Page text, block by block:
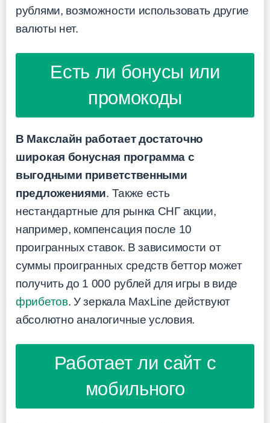
рублями, возможности использовать другие
валюты нет.
Есть ли бонусы или
промокоды
В Макслайн работает достаточно
широкая бонусная программа с
выгодными приветственными
предложениями. Также есть
нестандартные для рынка СНГ акции,
например, компенсация после 10
проигранных ставок. В зависимости от
суммы проигранных средств беттор может
получить до 1 000 рублей для игры в виде
фрибетов. У зеркала MaxLine действуют
абсолютно аналогичные условия.
Работает ли сайт с
мобильного